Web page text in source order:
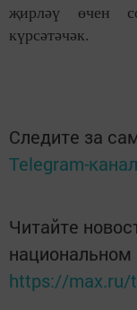
җирләү өчен
күрсәтәчәк.
Следите за
Telegram-
Читайте
https://max.ru/